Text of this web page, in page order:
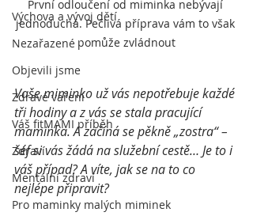
Výchova a vývoj dětí
Nezařazené
Objevili jsme
Zdravé vaření
Váš fitMAMI příběh
Zdraví
Mentální zdraví
Pro maminky malých miminek
První odloučení od miminka nebývají
jednoduchá. Pečlivá příprava vám to však
pomůže zvládnout
Vaše miminko už vás nepotřebuje každé
tři hodiny a z vás se stala pracující
maminka. A začíná se pěkně „zostra“ –
šéf si vás žádá na služební cestě… Je to i
váš případ? A víte, jak se na to co
nejlépe připravit?